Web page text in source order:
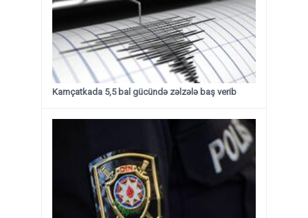
Kamçatkada 5,5 bal gücündə zəlzələ baş verib